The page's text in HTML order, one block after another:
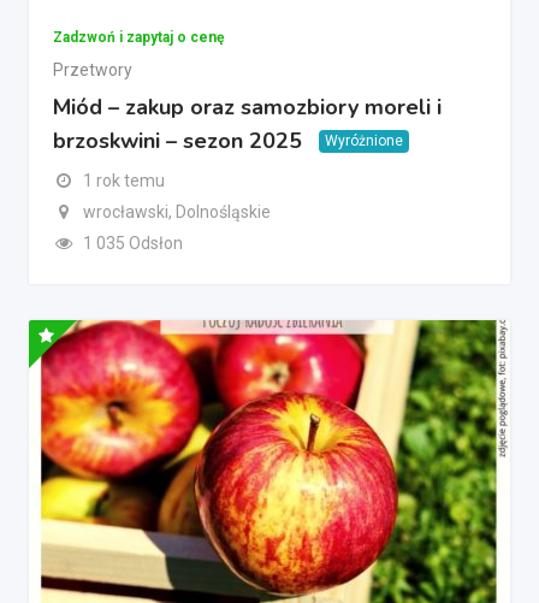
Zadzwoń i zapytaj o cenę
Przetwory
Miód – zakup oraz samozbiory moreli i
brzoskwini – sezon 2025
Wyróżnione
1 rok temu
wrocławski, Dolnośląskie
1 035 Odsłon